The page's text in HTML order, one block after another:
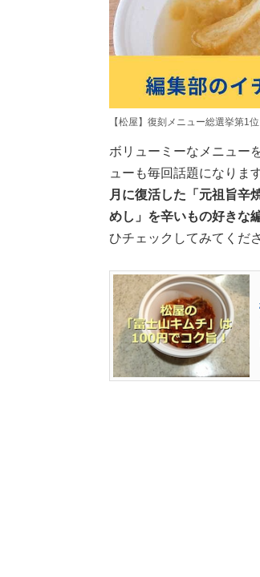
【松屋】復刻メニュー総選挙第1
ボリューミーなメニュー
ューも毎回話題になりま
月に復活した「元祖旨辛
めし」を辛いもの好きな
ひチェックしてみてくだ